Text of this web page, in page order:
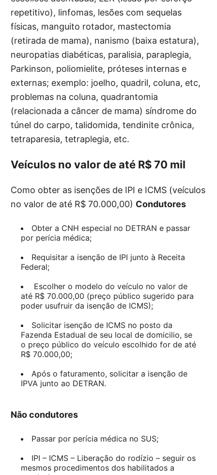
repetitivo), linfomas, lesões com sequelas
físicas, manguito rotador, mastectomia
(retirada de mama), nanismo (baixa estatura),
neuropatias diabéticas, paralisia, paraplegia,
Parkinson, poliomielite, próteses internas e
externas; exemplo: joelho, quadril, coluna, etc,
problemas na coluna, quadrantomia
(relacionada a câncer de mama) síndrome do
túnel do carpo, talidomida, tendinite crônica,
tetraparesia, tetraplegia, etc.
Veículos no valor de até R$ 70 mil
Como obter as isenções de IPI e ICMS (veículos
no valor de até R$ 70.000,00) Condutores
Obter a CNH especial no DETRAN e passar
por perícia médica;
Requisitar a isenção de IPI junto à Receita
Federal;
Escolher o modelo do veículo no valor de
até R$ 70.000,00 (preço público sugerido para
poder usufruir da isenção de ICMS);
Solicitar isenção de ICMS no posto da
Fazenda Estadual de seu local de domicilio, se
o preço público do veículo escolhido for de até
R$ 70.000,00;
Após o faturamento, solicitar a isenção de
IPVA junto ao DETRAN.
Não condutores
Passar por perícia médica no SUS;
IPI – ICMS – Liberação do rodízio – seguir os
mesmos procedimentos dos habilitados a